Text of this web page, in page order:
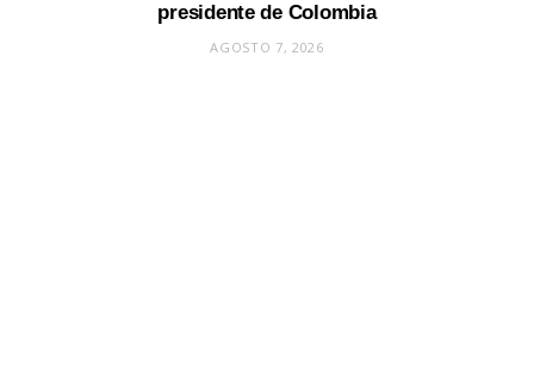
presidente de Colombia
AGOSTO 7, 2026